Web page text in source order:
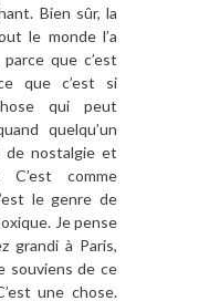
Bien sûr, la
le monde l’a
que c’est
que c’est si
qui peut
quelqu’un
de nostalgie et
C’est comme
le genre de
Je pense
grandi à Paris,
souviens de ce
une chose.